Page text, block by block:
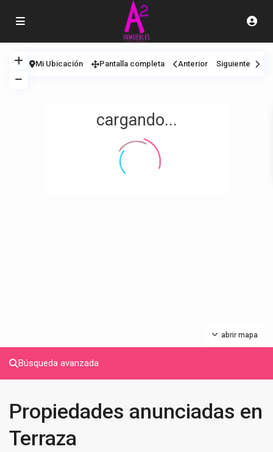
cargando...
abrir mapa
Mi Ubicación Pantalla completa Anterior Siguiente
Búsqueda avanzada
Propiedades anunciadas en
Terraza